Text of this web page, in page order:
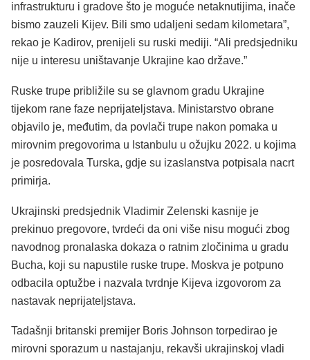
infrastrukturu i gradove što je moguće netaknutijima, inače
bismo zauzeli Kijev. Bili smo udaljeni sedam kilometara”,
rekao je Kadirov, prenijeli su ruski mediji. “Ali predsjedniku
nije u interesu uništavanje Ukrajine kao države.”
Ruske trupe približile su se glavnom gradu Ukrajine
tijekom rane faze neprijateljstava. Ministarstvo obrane
objavilo je, međutim, da povlači trupe nakon pomaka u
mirovnim pregovorima u Istanbulu u ožujku 2022. u kojima
je posredovala Turska, gdje su izaslanstva potpisala nacrt
primirja.
Ukrajinski predsjednik Vladimir Zelenski kasnije je
prekinuo pregovore, tvrdeći da oni više nisu mogući zbog
navodnog pronalaska dokaza o ratnim zločinima u gradu
Bucha, koji su napustile ruske trupe. Moskva je potpuno
odbacila optužbe i nazvala tvrdnje Kijeva izgovorom za
nastavak neprijateljstava.
Tadašnji britanski premijer Boris Johnson torpedirao je
mirovni sporazum u nastajanju, rekavši ukrajinskoj vladi